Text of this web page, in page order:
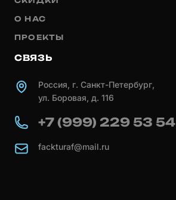
О НАС
ПРОЕКТЫ
СВЯЗЬ
Россия, г. Санкт-Петербург,
ул. Боровая, д. 116
+7 (999) 229 53 54
fackturaf@mail.ru